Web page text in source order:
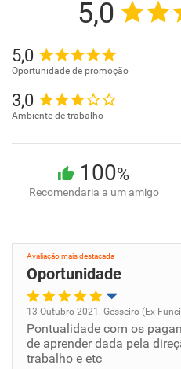
5,0
5,0
Oportunidade de promoção
3,0
Ambiente de trabalho
100%
Recomendaria a um amigo
Avaliação mais destacada
Oportunidade
Oportunidade de promoção
13 Outubro 2021. Gesseiro (Ex-
Pontualidade com os
de aprender dada pela
trabalho e etc